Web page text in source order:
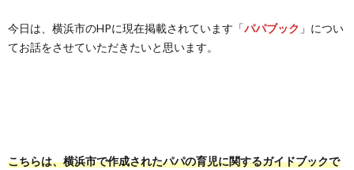
今日は、横浜市のHPに現在掲載されています「パパブック 」につい
てお話をさせていただきたいと思います。
こちらは、横浜市で作成されたパパの育児に関するガイドブックで